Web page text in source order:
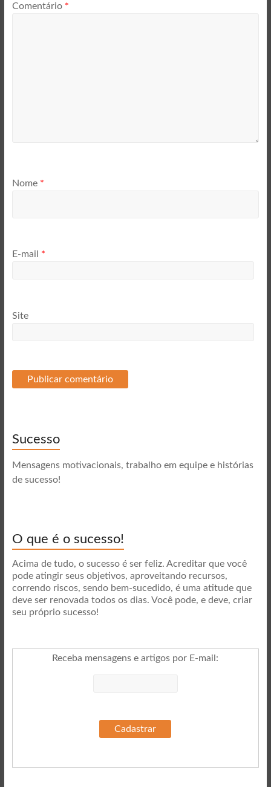
Comentário *
Nome *
E-mail *
Site
Sucesso
Mensagens motivacionais, trabalho em equipe e histórias
de sucesso!
O que é o sucesso!
Acima de tudo, o sucesso é ser feliz. Acreditar que você
pode atingir seus objetivos, aproveitando recursos,
correndo riscos, sendo bem-sucedido, é uma atitude que
deve ser renovada todos os dias. Você pode, e deve, criar
seu próprio sucesso!
Receba mensagens e artigos por E-mail :